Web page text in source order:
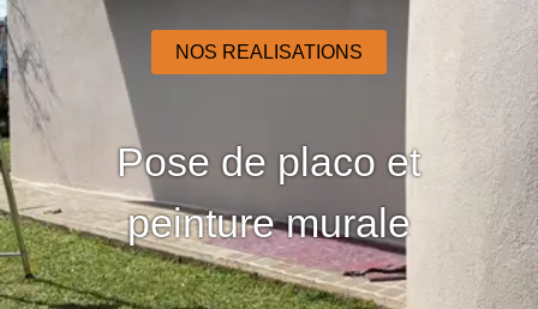
NOS REALISATIONS
Pose de placo et
peinture murale